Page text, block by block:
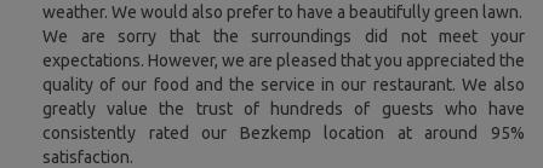
weather. We would also prefer to have a beautifully green lawn.
We are sorry that the surroundings did not meet your
expectations. However, we are pleased that you appreciated the
quality of our food and the service in our restaurant. We also
greatly value the trust of hundreds of guests who have
consistently rated our Bezkemp location at around 95%
satisfaction.